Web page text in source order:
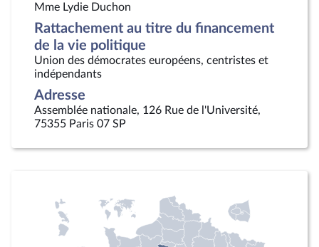
Mme Lydie Duchon
Rattachement au titre du financement
de la vie politique
Union des démocrates européens, centristes et
indépendants
Adresse
Assemblée nationale, 126 Rue de l'Université,
75355 Paris 07 SP